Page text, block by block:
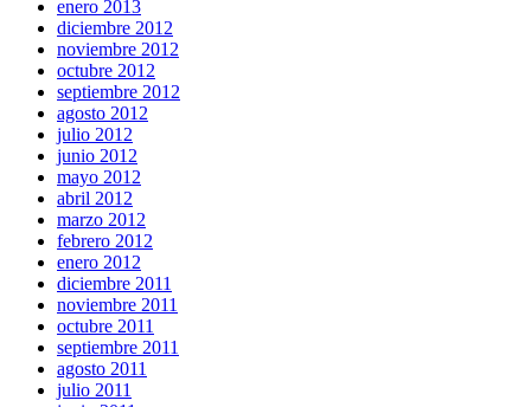
enero 2013
diciembre 2012
noviembre 2012
octubre 2012
septiembre 2012
agosto 2012
julio 2012
junio 2012
mayo 2012
abril 2012
marzo 2012
febrero 2012
enero 2012
diciembre 2011
noviembre 2011
octubre 2011
septiembre 2011
agosto 2011
julio 2011